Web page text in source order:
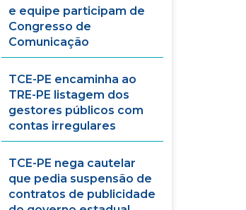
e equipe participam de
Congresso de
Comunicação
TCE-PE encaminha ao
TRE-PE listagem dos
gestores públicos com
contas irregulares
TCE-PE nega cautelar
que pedia suspensão de
contratos de publicidade